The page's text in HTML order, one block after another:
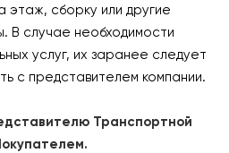
этаж, сборку или другие
В случае необходимости
услуг, их заранее следует
с представителем компании.
Транспортной